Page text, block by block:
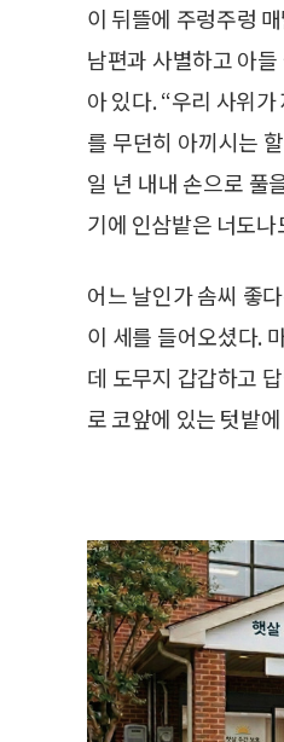
이 뒤뜰에 주렁주렁
남편과 사별하고 아
아 있다. “우리 사위
를 무던히 아끼시는
일 년 내내 손으로 풀
기에 인삼밭은 너도
어느 날인가 솜씨 좋
이 세를 들어오셨다.
데 도무지 갑갑하고
로 코앞에 있는 텃밭